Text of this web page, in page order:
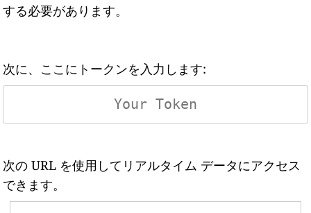
する必要があります。
次に、ここにトークンを入力します:
次の URL を使用してリアルタイム データにアクセス
できます。